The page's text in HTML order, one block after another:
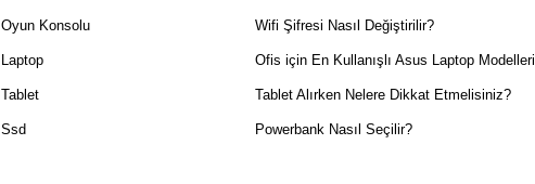
Oyun Konsolu
Laptop
Tablet
Ssd
Wifi Şifresi Nasıl Değiştirilir?
Ofis için En Kullanışlı Asus Laptop Modelleri
Tablet Alırken Nelere Dikkat Etmelisiniz?
Powerbank Nasıl Seçilir?